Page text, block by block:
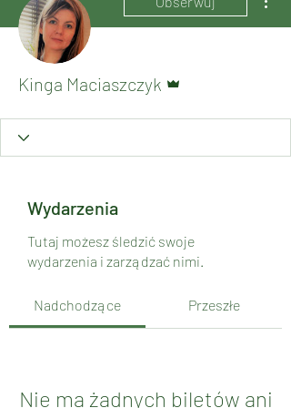
Kinga Maciaszczyk
Wydarzenia
Tutaj możesz śledzić swoje
wydarzenia i zarządzać nimi.
Nadchodzące Przeszłe
Nie ma żadnych biletów ani